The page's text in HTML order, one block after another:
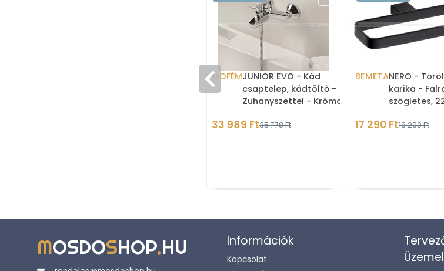
MOFÉMJUNIOR EVO - Kád
csaptelep, kádtöltő -
Zuhanyszettel - Krómozott
33 989 Ft35 778 Ft
BEMETANERO -
karika -
szögletes,
17 290 Ft18 200 Ft
MOSDOSHOP.HU Információk
Kapcsolat